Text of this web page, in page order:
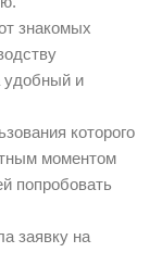
знакомых
удобный и
которого
моментом
попробовать
заявку на